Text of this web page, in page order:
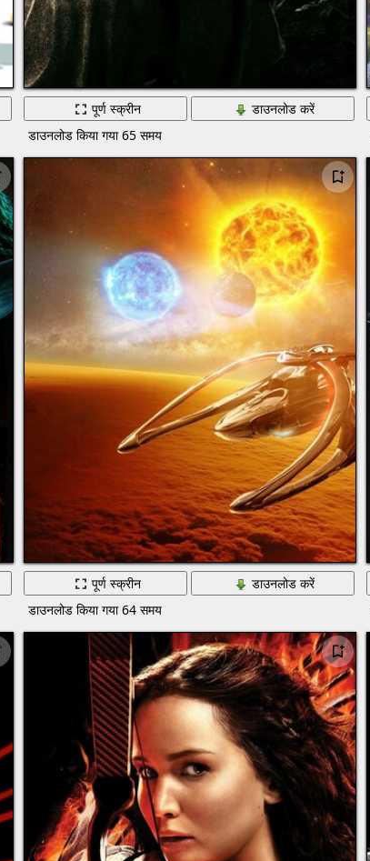
पूर्ण स्क्रीन
डाउनलोड करें
डाउनलोड किया गया 65 समय
पूर्ण स्क्रीन
डाउनलोड करें
डाउनलोड किया गया 64 समय